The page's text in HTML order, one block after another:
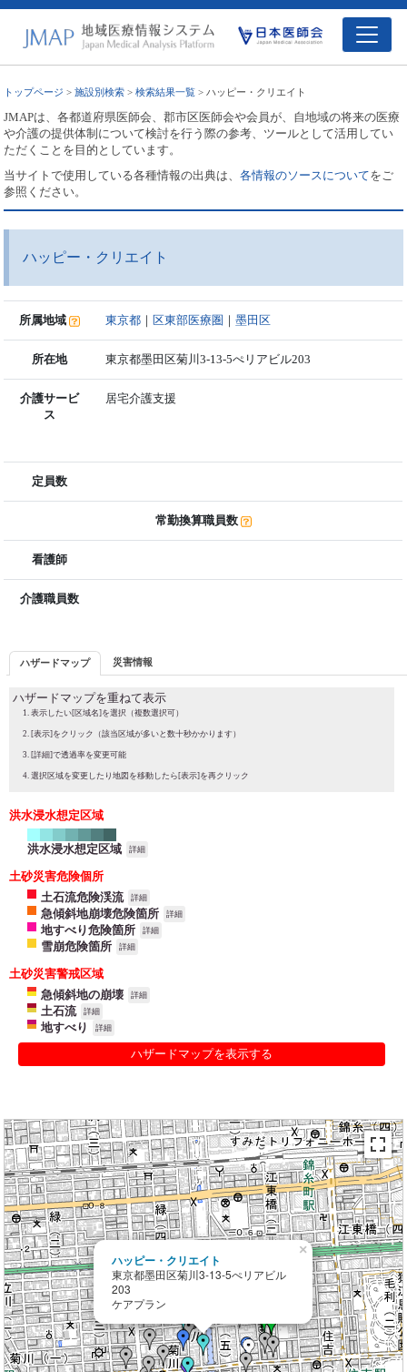
トップページ >施設別検索 >検索結果一覧 > ハッピー・クリエイト
JMAPは、各都道府県医師会、郡市区医師会や会員が、自地域の将来の医療
や介護の提供体制について検討を行う際の参考、ツールとして活用してい
ただくことを目的としています。
当サイトで使用している各種情報の出典は、各情報のソースについてをご
参照ください。
ハッピー・クリエイト
所属地域 東京都 ｜区東部医療圏 ｜墨田区
所在地 東京都墨田区菊川3-13-5ぺリアビル203
介護サービ
ス
居宅介護支援
定員数
常勤換算職員数
看護師
介護職員数
ハザードマップ 災害情報
ハザードマップを重ねて表示
表示したい[区域名]を選択（複数選択可）
[表示]をクリック（該当区域が多いと数十秒かかります）
[詳細]で透過率を変更可能
選択区域を変更したり地図を移動したら[表示]を再クリック
洪水浸水想定区域
洪水浸水想定区域 詳細
土砂災害危険個所
土石流危険渓流
詳細
急傾斜地崩壊危険箇所 詳細
地すべり危険箇所 詳細
雪崩危険箇所 詳細
土砂災害警戒区域
急傾斜地の崩壊
詳細
土石流 詳細
地すべり 詳細
ハザードマップを表示する
ハッピー・クリエイト
東京都墨田区菊川3-13-5ぺリアビル
203
ケアプラン
×